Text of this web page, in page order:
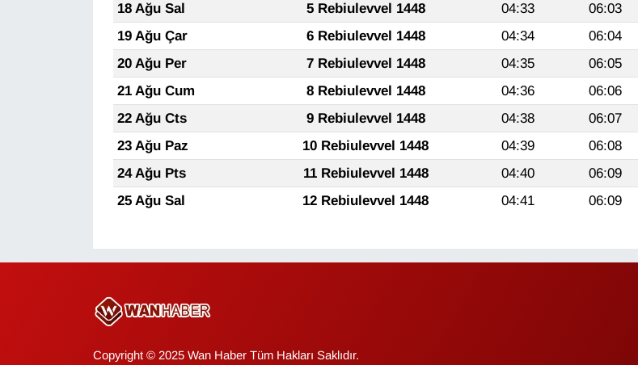
18 Ağu Sal
5 Rebiulevvel 1448 04:33 06:03
19 Ağu Çar
6 Rebiulevvel 1448 04:34 06:04
20 Ağu Per
7 Rebiulevvel 1448 04:35 06:05
21 Ağu Cum
8 Rebiulevvel 1448 04:36 06:06
22 Ağu Cts
9 Rebiulevvel 1448 04:38 06:07
23 Ağu Paz
10 Rebiulevvel 1448 04:39 06:08
24 Ağu Pts
11 Rebiulevvel 1448 04:40 06:09
25 Ağu Sal
12 Rebiulevvel 1448 04:41 06:09
Copyright © 2025 Wan Haber Tüm Hakları Saklıdır.
Sinema - TV
TEKNOLOJİ
VAN'DA SPOR